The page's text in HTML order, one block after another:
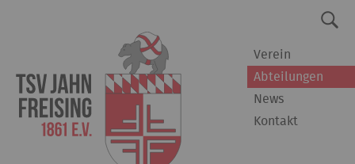
Verein
Abteilungen
News
Kontakt